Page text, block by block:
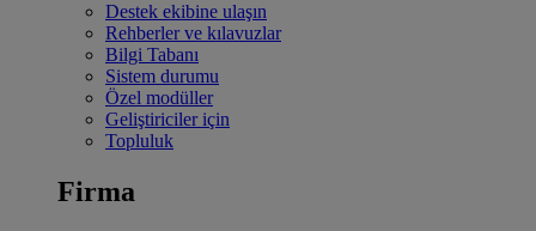
Destek ekibine ulaşın
Rehberler ve kılavuzlar
Bilgi Tabanı
Sistem durumu
Özel modüller
Geliştiriciler için
Topluluk
Firma